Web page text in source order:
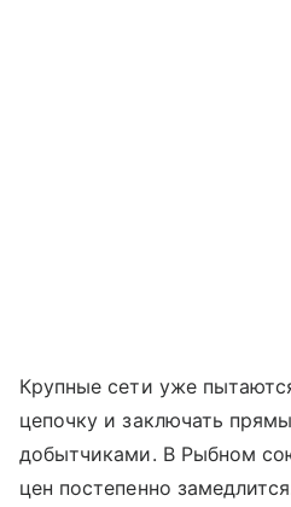
Крупные сети уже
цепочку и заключать
добытчиками. В Рыбном
цен постепенно